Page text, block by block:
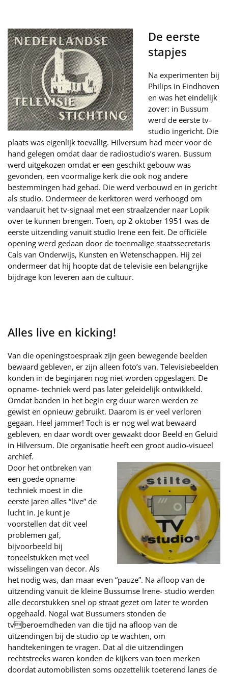
De eerste
stapjes
Na experimenten bij
Philips in Eindhoven
en was het eindelijk
zover: in Bussum
werd de eerste tv-
studio ingericht. Die
plaats was eigenlijk toevallig. Hilversum had meer voor de
hand gelegen omdat daar de radiostudio’s waren. Bussum
werd uitgekozen omdat er een geschikt gebouw was
gevonden, een voormalige kerk die ook nog andere
bestemmingen had gehad. Die werd verbouwd en in gericht
als studio. Ondermeer de kerktoren werd verhoogd om
vandaaruit het tv-signaal met een straalzender naar Lopik
over te kunnen brengen. Toen, op 2 oktober 1951 was de
eerste uitzending vanuit studio Irene een feit. De officiële
opening werd gedaan door de toenmalige staatssecretaris
Cals van Onderwijs, Kunsten en Wetenschappen. Hij zei
ondermeer dat hij hoopte dat de televisie een belangrijke
bijdrage kon leveren aan de cultuur.
Alles live en kicking!
Van die openingstoespraak zijn geen bewegende beelden
bewaard gebleven, er zijn alleen foto’s van. Televisiebeelden
konden in de beginjaren nog niet worden opgeslagen. De
opname- techniek werd pas later geleidelijk ontwikkeld.
Omdat banden in het begin erg duur waren werden ze
gewist en opnieuw gebruikt. Daarom is er veel verloren
gegaan. Heel jammer! Toch is er nog wel wat bewaard
gebleven, en daar wordt over gewaakt door Beeld en Geluid
in Hilversum. Die organisatie heeft een groot audio-visueel
archief.
Door het ontbreken van
een goede opname-
techniek moest in die
eerste jaren alles “live” de
lucht in. Je kunt je
voorstellen dat dit veel
problemen gaf,
bijvoorbeeld bij
toneelstukken met veel
wisselingen van decor. Als
het nodig was, dan maar even “pauze”. Na afloop van de
uitzending vanuit de kleine Bussumse Irene- studio werden
alle decorstukken snel op straat gezet om later te worden
opgehaald. Nogal wat Bussumers stonden de
tvberoemdheden van die tijd na afloop van de
uitzendingen bij de studio op te wachten, om
handtekeningen te vragen. Dat al die uitzendingen
rechtstreeks waren konden de kijkers van toen merken
doordat automobilisten soms opzettelijk toeterend langs de